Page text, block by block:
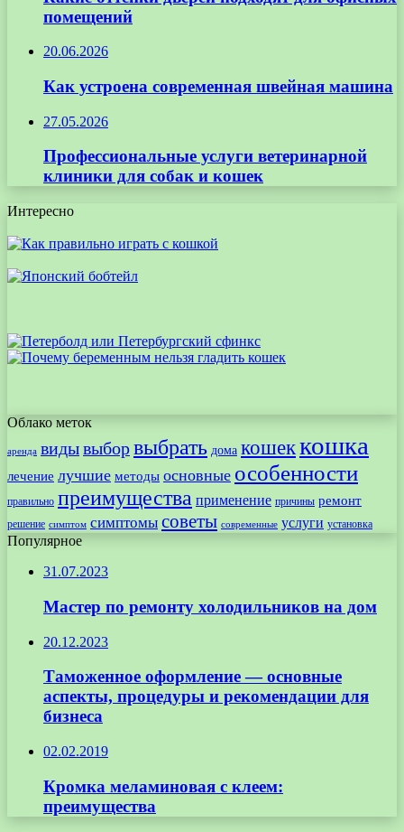
помещений
20.06.2026
Как устроена современная швейная машина
27.05.2026
Профессиональные услуги ветеринарной
клиники для собак и кошек
Интересно
Облако меток
аренда видывыборвыбрать дома кошеккошка
лечение лучшие методы основные особенности
правильно преимущества применение причины ремонт
решение симптом симптомы советы современные услуги установка
Популярное
31.07.2023
Мастер по ремонту холодильников на дом
20.12.2023
Таможенное оформление — основные
аспекты, процедуры и рекомендации для
бизнеса
02.02.2019
Кромка меламиновая с клеем:
преимущества